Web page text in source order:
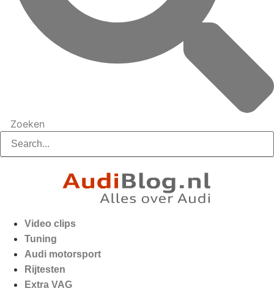
Zoeken
Video clips
Tuning
Audi motorsport
Rijtesten
Extra VAG